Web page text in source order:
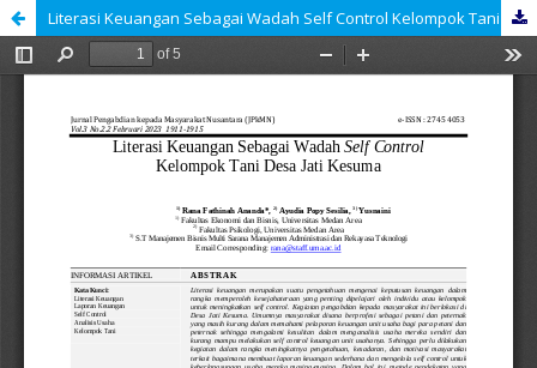
Literasi Keuangan Sebagai Wadah Self Control Kelompok Tani Desa Jati Kesuma